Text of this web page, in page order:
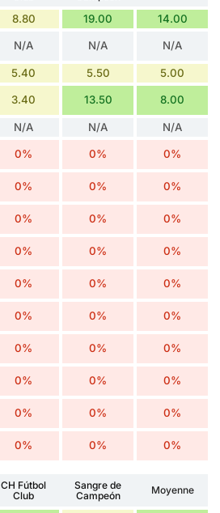
8.80 19.00 14.00
N/A N/A N/A
5.40 5.50 5.00
3.40 13.50 8.00
N/A N/A N/A
0% 0% 0%
0% 0% 0%
0% 0% 0%
0% 0% 0%
0% 0% 0%
0% 0% 0%
0% 0% 0%
0% 0% 0%
0% 0% 0%
0% 0% 0%
CH Fútbol
Club
Sangre de
Campeón
Moyenne